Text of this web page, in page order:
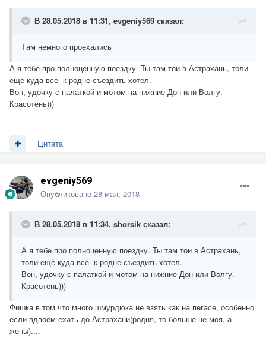
В 28.05.2018 в 11:31, evgeniy569 сказал:
Там немного проехались
А я тебе про полноценную поездку. Ты там тои в Астрахань, толи
ещё куда всё к родне съездить хотел.
Вон, удочку с палаткой и мотом на нижние Дон или Волгу.
Красотень)))
Цитата
evgeniy569
Опубликовано 28 мая, 2018
В 28.05.2018 в 11:34, shorsik сказал:
А я тебе про полноценную поездку. Ты там тои в Астрахань,
толи ещё куда всё к родне съездить хотел.
Вон, удочку с палаткой и мотом на нижние Дон или Волгу.
Красотень)))
Фишка в том что много шмурдюка не взять как на пегасе, особенно
если вдвоём ехать до Астрахани(родня, то больше не моя, а
жены)....